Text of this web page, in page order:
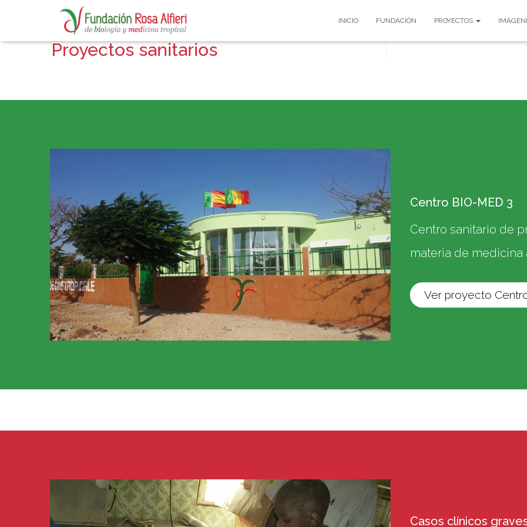
INICIO FUNDACIÓN PROYECTOS
Proyectos sanitarios
Centro BIO-MED 3
Centro sanitario de
materia de
Ver proyecto
Casos clínicos